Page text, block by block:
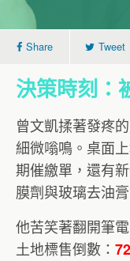
Share Tweet
決策時刻：
曾文凱揉著發疼
細微嗡鳴。桌面
期催繳單，還有
膜劑與玻璃去油
他苦笑著翻開筆
土地標售倒數：